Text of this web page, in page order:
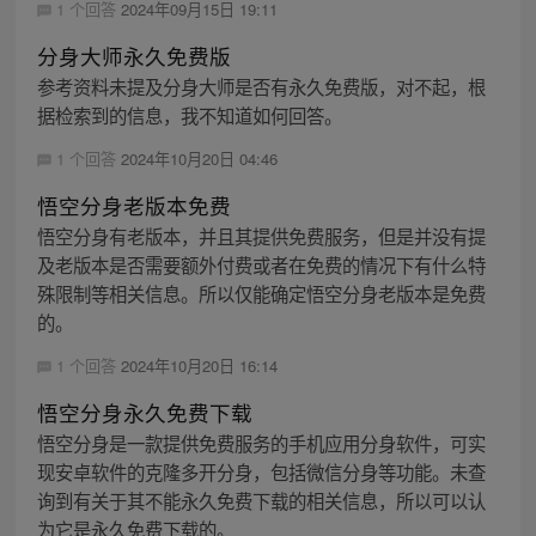
1 个回答 2024年09月15日 19:11
分身大师永久免费版
参考资料未提及分身大师是否有永久免费版，对不起，根
据检索到的信息，我不知道如何回答。
1 个回答 2024年10月20日 04:46
悟空分身老版本免费
悟空分身有老版本，并且其提供免费服务，但是并没有提
及老版本是否需要额外付费或者在免费的情况下有什么特
殊限制等相关信息。所以仅能确定悟空分身老版本是免费
的。
1 个回答 2024年10月20日 16:14
悟空分身永久免费下载
悟空分身是一款提供免费服务的手机应用分身软件，可实
现安卓软件的克隆多开分身，包括微信分身等功能。未查
询到有关于其不能永久免费下载的相关信息，所以可以认
为它是永久免费下载的。